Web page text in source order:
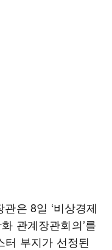
은 8일 ‘비상경제
관계장관회의’를
터 부지가 선정된